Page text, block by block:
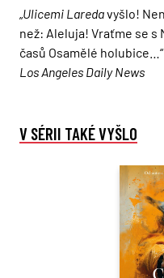
„Ulicemi Laredavyšlo!
než: Aleluja! Vraťme se s
časů Osamělé holubice…“
Los Angeles Daily News
V SÉRII TAKÉ VYŠLO